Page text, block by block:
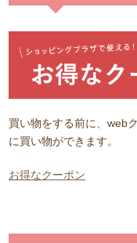
買い物をする前に、web
に買い物ができます。
お得なクーポン